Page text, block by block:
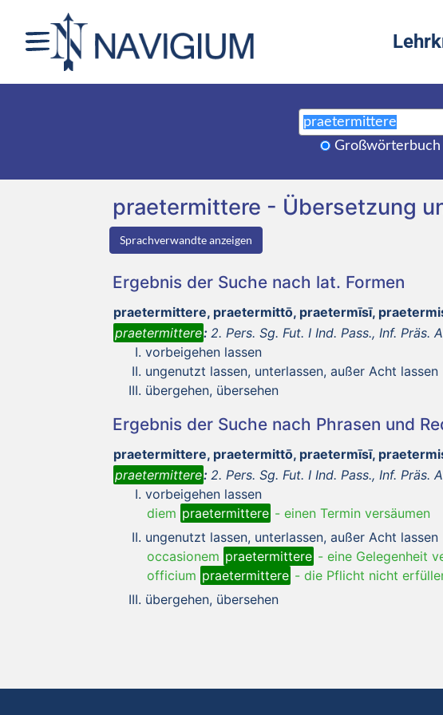
Großwörterbuch
praetermittere - Übersetzung
Sprachverwandte anzeigen
Ergebnis der Suche nach lat. Formen
praetermittere, praetermittō, praetermīsī,
praetermittere: 2. Pers. Sg. Fut. I Ind. Pass., Inf. Präs.
vorbeigehen lassen
ungenutzt lassen, unterlassen, außer Acht lassen
übergehen, übersehen
Ergebnis der Suche nach Phrasen und
praetermittere, praetermittō, praetermīsī,
praetermittere: 2. Pers. Sg. Fut. I Ind. Pass., Inf. Präs.
vorbeigehen lassen
diem praetermittere - einen Termin versäumen
ungenutzt lassen, unterlassen, außer Acht lassen
occasionem praetermittere - eine Gelegenheit
officium praetermittere - die Pflicht nicht
übergehen, übersehen